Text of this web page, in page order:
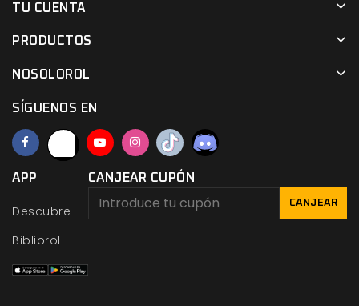
TU CUENTA
PRODUCTOS
NOSOLOROL
SÍGUENOS EN
APP
Descubre
Bibliorol
CANJEAR CUPÓN
CANJEAR